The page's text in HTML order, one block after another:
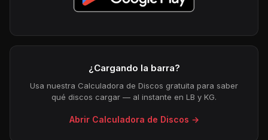
¿Cargando la barra?
Usa nuestra Calculadora de Discos gratuita para saber
qué discos cargar — al instante en LB y KG.
Abrir Calculadora de Discos →